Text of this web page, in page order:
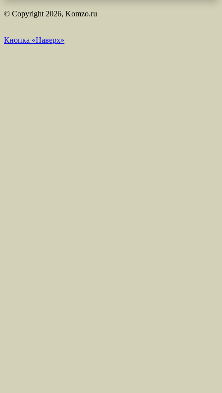
© Copyright 2026, Komzo.ru
Кнопка «Наверх»